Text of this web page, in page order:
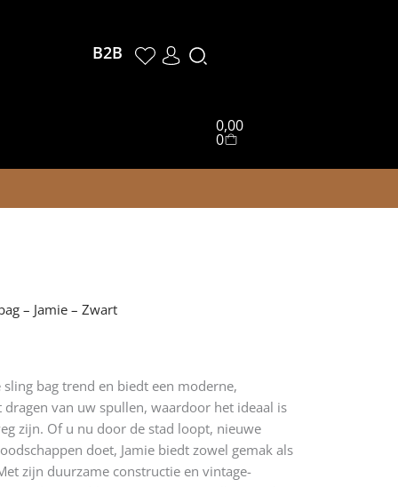
B2B
0,00
0
– Jamie – Zwart
bag trend en biedt een moderne,
van uw spullen, waardoor het ideaal is
zijn. Of u nu door de stad loopt, nieuwe
doet, Jamie biedt zowel gemak als
zijn duurzame constructie en vintage-